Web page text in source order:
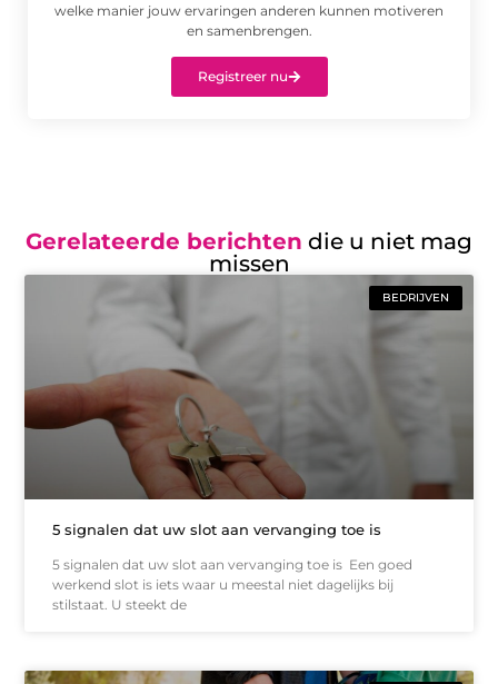
welke manier jouw ervaringen anderen kunnen motiveren
en samenbrengen.
Registreer nu
Gerelateerde berichten die u niet mag
missen
BEDRIJVEN
5 signalen dat uw slot aan vervanging toe is
5 signalen dat uw slot aan vervanging toe is Een goed
werkend slot is iets waar u meestal niet dagelijks bij
stilstaat. U steekt de